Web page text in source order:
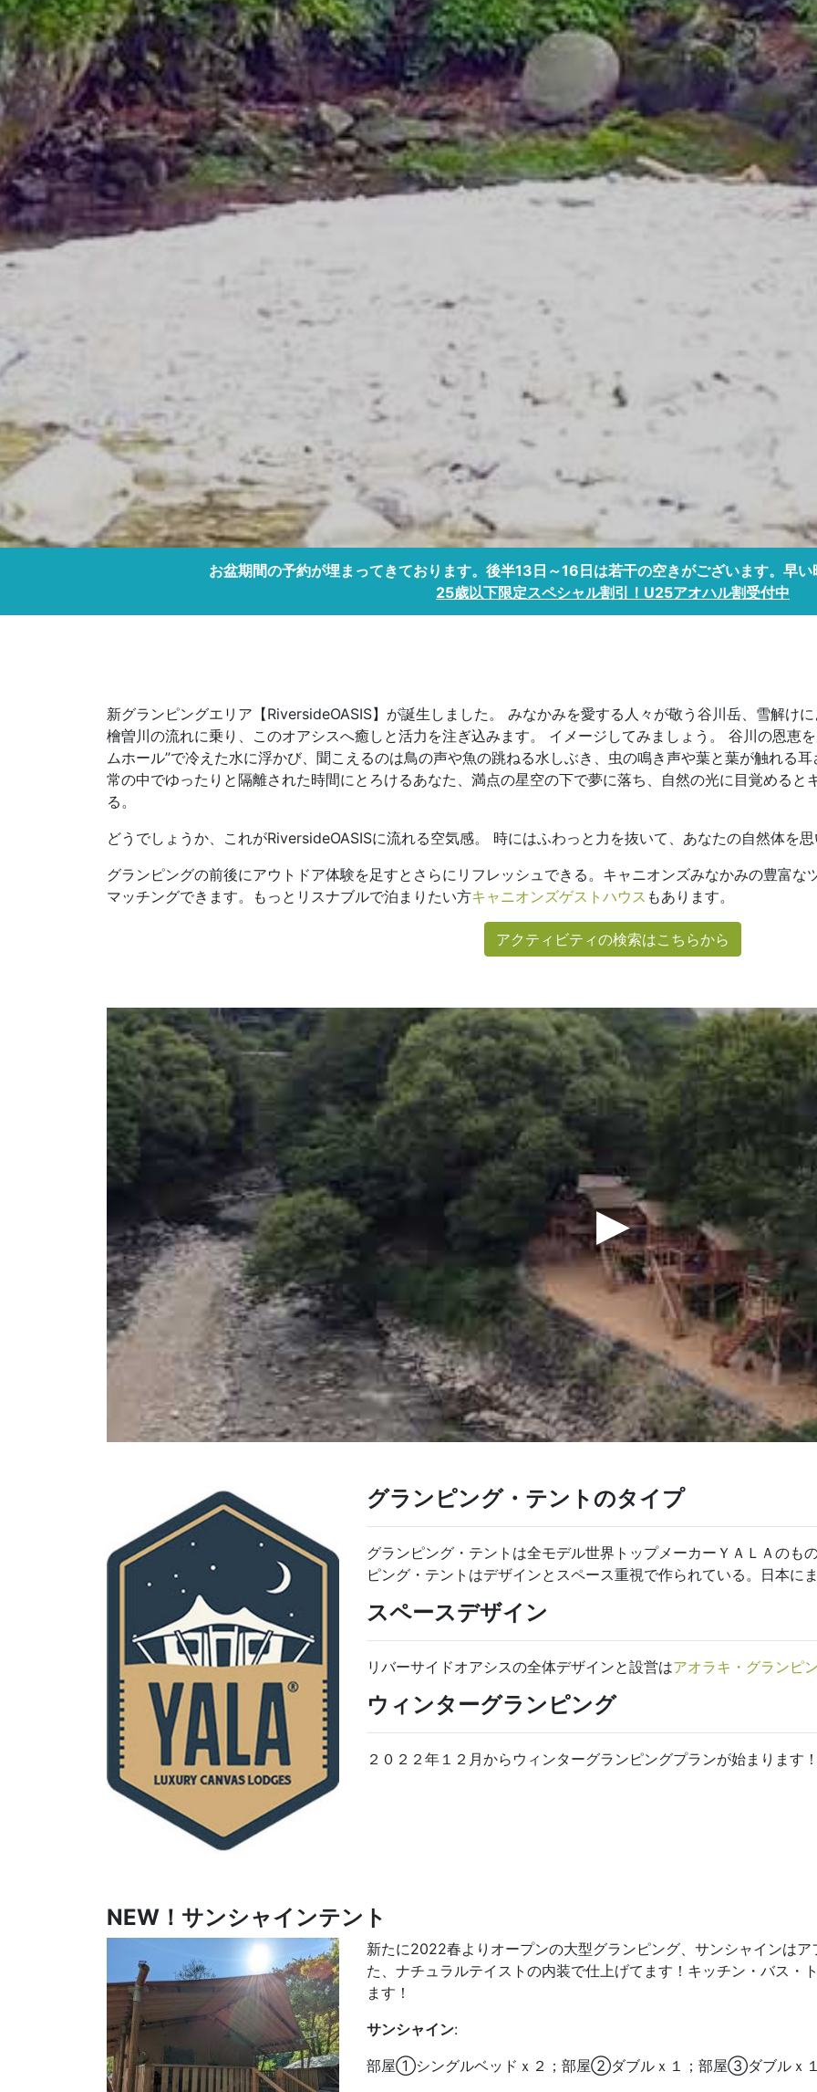
お盆期間の予約が埋まってきております。後半13日～16日は若干の空きがございます。早
25歳以下限定スペシャル割引！U25アオハル割受付中
新グランピングエリア【RiversideOASIS】が誕生しました。 みなかみを愛する人々が敬う谷川岳、雪解け
檜曽川の流れに乗り、このオアシスへ癒しと活力を注ぎ込みます。 イメージしてみましょう。 谷川の恩恵
ムホール”で冷えた水に浮かび、聞こえるのは鳥の声や魚の跳ねる水しぶき、虫の鳴き声や葉と葉が触れる
常の中でゆったりと隔離された時間にとろけるあなた、満点の星空の下で夢に落ち、自然の光に目覚める
る。
どうでしょうか、これがRiversideOASISに流れる空気感。 時にはふわっと力を抜いて、あなたの自然体を
グランピングの前後にアウトドア体験を足すとさらにリフレッシュできる。キャニオンズみなかみの豊富
マッチングできます。もっとリスナブルで泊まりたい方キャニオンズゲストハウス もあります。
アクティビティの検索はこちらから
グランピング・テントのタイプ
グランピング・テントは全モデル世界トップメーカーＹＡＬＡのも
ピング・テントはデザインとスペース重視で作られている。日本に
スペースデザイン
リバーサイドオアシスの全体デザインと設営はアオラキ・グランピ
ウィンターグランピング
２０２２年１２月からウィンターグランピングプランが始まります
NEW！サンシャインテント
新たに2022春よりオープンの大型グランピング、サンシャインは
た、ナチュラルテイストの内装で仕上げてます！キッチン・バス・
ます！
サンシャイン:
部屋①シングルベッドｘ２；部屋②ダブルｘ１；部屋③ダブルｘ